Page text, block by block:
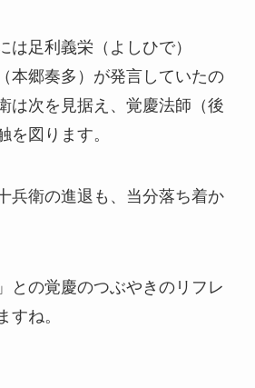
は足利義栄（よしひで）
本郷奏多）が発言していたの
は次を見据え、覚慶法師（後
を図ります。
兵衛の進退も、当分落ち着か
との覚慶のつぶやきのリフレ
すね。